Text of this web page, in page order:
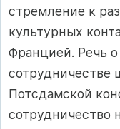
стремление к
культурных
Францией. Речь
сотрудничестве
Потсдамской
сотрудничество